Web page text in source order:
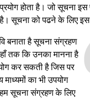
होता है। जो सूचना इस
है। सूचना को पढने के लिए
बनाता है सूचना संग्रहण
तक कि उनका मानना है
कर सकती है जिस पर
का भी उपयोग
सूचना संग्रहण के लिए